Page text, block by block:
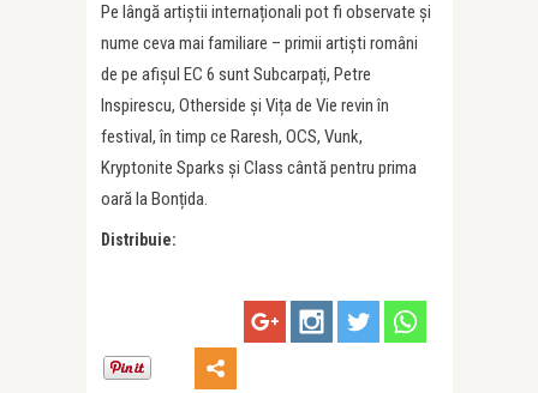
Pe lângă artiștii internaționali pot fi observate și
nume ceva mai familiare – primii artiști români
de pe afișul EC 6 sunt Subcarpați, Petre
Inspirescu, Otherside și Vița de Vie revin în
festival, în timp ce Raresh, OCS, Vunk,
Kryptonite Sparks și Class cântă pentru prima
oară la Bonțida.
Distribuie: